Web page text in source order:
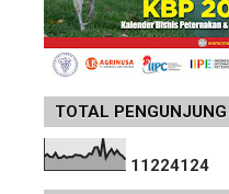
TOTAL PENGUNJUNG
11224124